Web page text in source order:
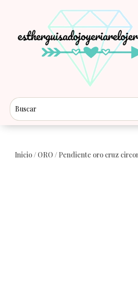
Inicio/ ORO / Pendiente oro cruz